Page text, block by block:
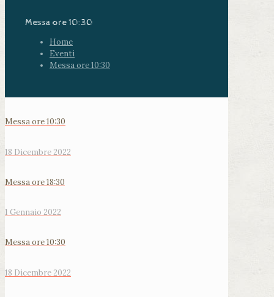
Messa ore 10:30
Home
Eventi
Messa ore 10:30
Messa ore 10:30
18 Dicembre 2022
Messa ore 18:30
1 Gennaio 2022
Messa ore 10:30
18 Dicembre 2022